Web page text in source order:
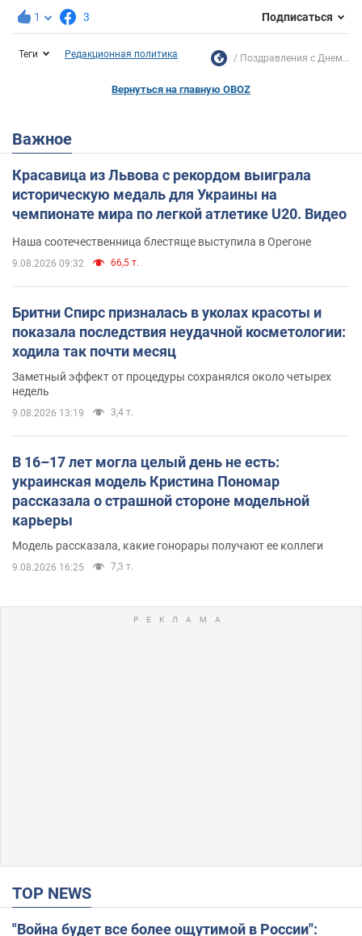
1 3 Подписаться
Теги Редакционная политика Поздравления с Днем...
Вернуться на главную OBOZ
Важное
Красавица из Львова с рекордом выиграла
историческую медаль для Украины на
чемпионате мира по легкой атлетике U20. Видео
Наша соотечественница блестяще выступила в Орегоне
9.08.2026 09:32 66,5 т.
Бритни Спирс призналась в уколах красоты и
показала последствия неудачной косметологии:
ходила так почти месяц
Заметный эффект от процедуры сохранялся около четырех
недель
9.08.2026 13:19 3,4 т.
В 16–17 лет могла целый день не есть:
украинская модель Кристина Пономар
рассказала о страшной стороне модельной
карьеры
Модель рассказала, какие гонорары получают ее коллеги
9.08.2026 16:25 7,3 т.
TOP NEWS
"Война будет все более ощутимой в России":